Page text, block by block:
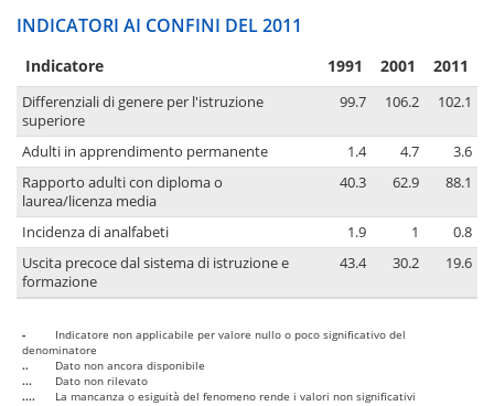
INDICATORI AI CONFINI DEL 2011
Indicatore 1991 2001 2011
Differenziali di genere per l'istruzione
superiore
99.7 106.2 102.1
Adulti in apprendimento permanente 1.4 4.7
3.6
Rapporto adulti con diploma o
laurea/licenza media
40.3 62.9 88.1
Incidenza di analfabeti 1.9 1
0.8
Uscita precoce dal sistema di istruzione e
formazione
43.4 30.2 19.6
-
Indicatore non applicabile per valore nullo o poco significativo del
denominatore
..
Dato non ancora disponibile
...
Dato non rilevato
....
La mancanza o esiguità del fenomeno rende i valori non significativi